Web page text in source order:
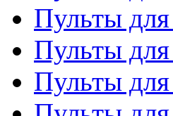
Пульты
Пульты
Пульты